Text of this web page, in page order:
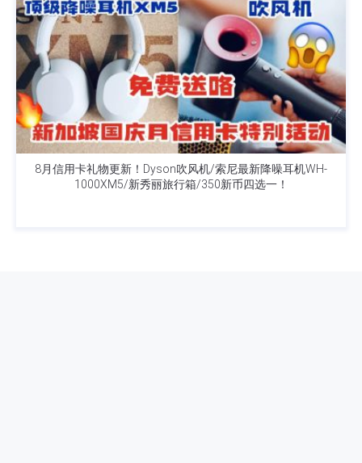
8月信用卡礼物更新！Dyson吹风机/索尼最新降噪耳机WH-
1000XM5/新秀丽旅行箱/350新币四选一！